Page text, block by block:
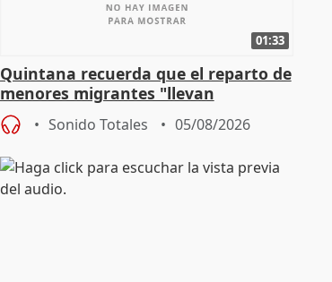
01:33
Quintana recuerda que el reparto de
menores migrantes "llevan
aportación del Gobierno" central
Sonido Totales 05/08/2026